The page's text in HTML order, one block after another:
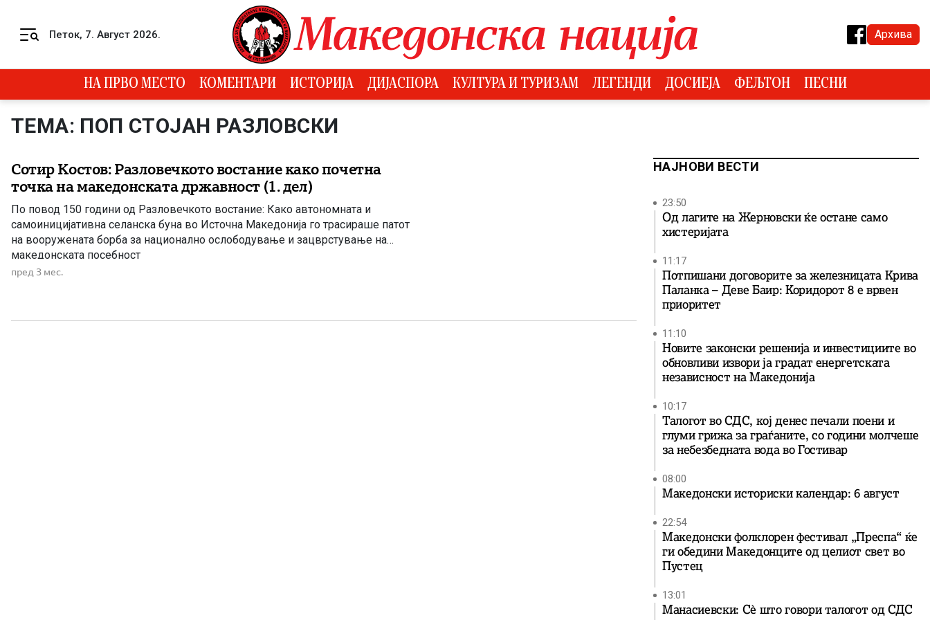
Петок, 7. Август 2026. Архива
НА ПРВО МЕСТО КОМЕНТАРИ ИСТОРИЈА ДИЈАСПОРА КУЛТУРА И ТУРИЗАМ ЛЕГЕНДИ ДОСИЕЈА ФЕЉТОН ПЕСНИ
ТЕМА: ПОП СТОЈАН РАЗЛОВСКИ
Сотир Костов: Разловечкото востание како почетна
точка на македонската државност (1. дел)
По повод 150 години од Разловечкото востание: Како автономната и
самоиницијативна селанска буна во Источна Македонија го трасираше патот
на вооружената борба за национално ослободување и зацврстување на
македонската посебност
пред 3 мес.
НАЈНОВИ ВЕСТИ
23:50
Од лагите на Жерновски ќе остане само
хистеријата
11:17
Потпишани договорите за железницата Крива
Паланка – Деве Баир: Коридорот 8 е врвен
приоритет
11:10
Новите законски решенија и инвестициите во
обновливи извори ја градат енергетската
независност на Македонија
10:17
Талогот во СДС, кој денес печали поени и
глуми грижа за граѓаните, со години молчеше
за небезбедната вода во Гостивар
08:00
Македонски историски календар: 6 август
22:54
Македонски фолклорен фестивал „Преспа“ ќе
ги обедини Македонците од целиот свет во
Пустец
13:01
Манасиевски: Сè што говори талогот од СДС